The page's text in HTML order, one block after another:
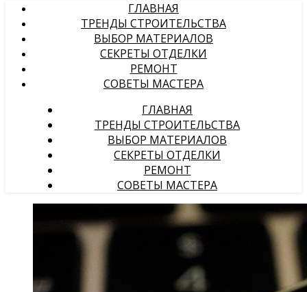
ГЛАВНАЯ
ТРЕНДЫ СТРОИТЕЛЬСТВА
ВЫБОР МАТЕРИАЛОВ
СЕКРЕТЫ ОТДЕЛКИ
РЕМОНТ
СОВЕТЫ МАСТЕРА
ГЛАВНАЯ
ТРЕНДЫ СТРОИТЕЛЬСТВА
ВЫБОР МАТЕРИАЛОВ
СЕКРЕТЫ ОТДЕЛКИ
РЕМОНТ
СОВЕТЫ МАСТЕРА